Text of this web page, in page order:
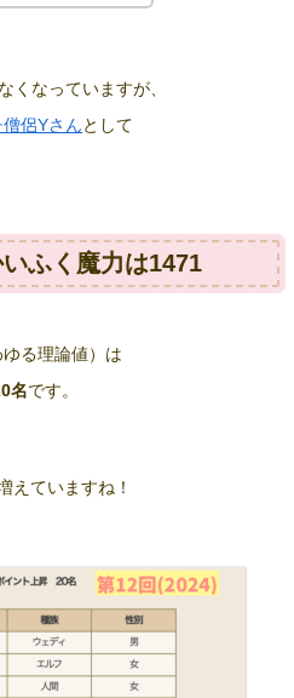
くなっていますが、
僧侶Yさんとして
ふく魔力は1471
る理論値）は
名です。
えていますね！